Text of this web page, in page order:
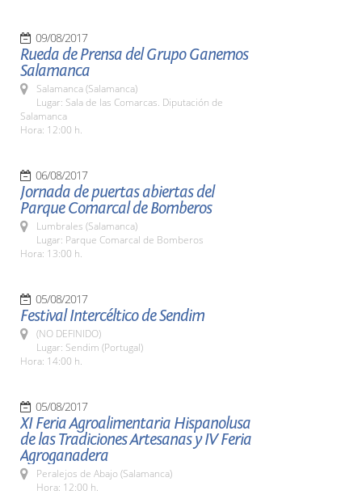
09/08/2017
Rueda de Prensa del Grupo Ganemos
Salamanca
Salamanca (Salamanca)
Lugar: Sala de las Comarcas. Diputación de
Salamanca
Hora: 12:00 h.
06/08/2017
Jornada de puertas abiertas del
Parque Comarcal de Bomberos
Lumbrales (Salamanca)
Lugar: Parque Comarcal de Bomberos
Hora: 13:00 h.
05/08/2017
Festival Intercéltico de Sendim
(NO DEFINIDO)
Lugar: Sendim (Portugal)
Hora: 14:00 h.
05/08/2017
XI Feria Agroalimentaria Hispanolusa
de las Tradiciones Artesanas y IV Feria
Agroganadera
Peralejos de Abajo (Salamanca)
Hora: 12:00 h.